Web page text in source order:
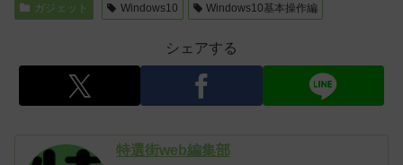
ガジェット Windows10 Windows10基本操作編
シェアする
特選街web編集部